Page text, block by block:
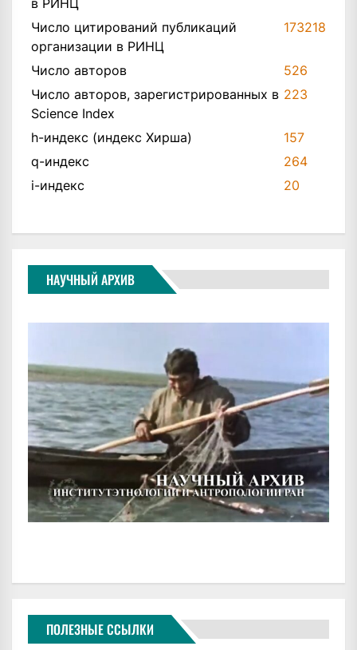
Число цитирований публикаций
организации в РИНЦ
173218
Число авторов
526
Число авторов, зарегистрированных в
Science Index
223
h-индекс (индекс Хирша)
157
q-индекс
264
i-индекс
20
НАУЧНЫЙ АРХИВ
ПОЛЕЗНЫЕ ССЫЛКИ